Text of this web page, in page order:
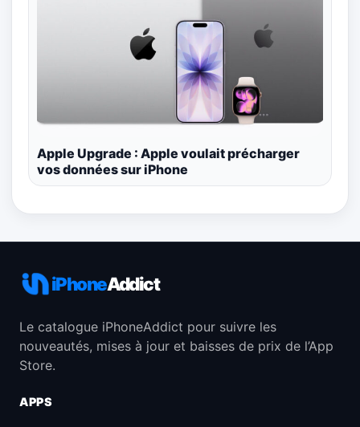
Apple Upgrade : Apple voulait précharger
vos données sur iPhone
iPhoneAddict
Le catalogue iPhoneAddict pour suivre les
nouveautés, mises à jour et baisses de prix de l’App
Store.
APPS